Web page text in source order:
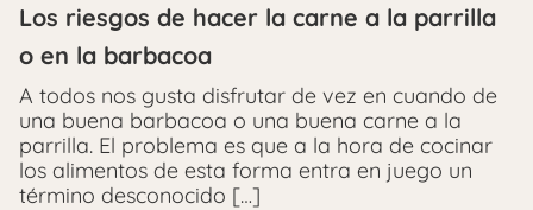
Los riesgos de hacer la carne a la parrilla
o en la barbacoa
A todos nos gusta disfrutar de vez en cuando de
una buena barbacoa o una buena carne a la
parrilla. El problema es que a la hora de cocinar
los alimentos de esta forma entra en juego un
término desconocido […]